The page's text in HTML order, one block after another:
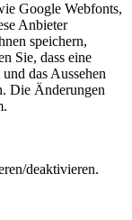
Google Webfonts,
Anbieter
speichern,
Sie, dass eine
das Aussehen
Die Änderungen
deaktivieren.